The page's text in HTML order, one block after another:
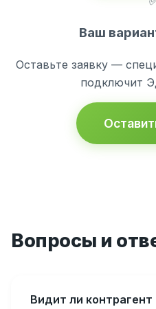
Ваш
Оставьте заявку —
подключит
Вопросы и
Видит ли